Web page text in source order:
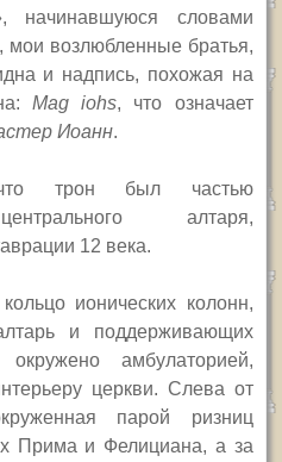
начинавшуюся словами
мои возлюбленные братья,
и надпись, похожая на
Mag iohs, что означает
Иоанн.
трон был частью
алтаря,
12 века.
ионических колонн,
и поддерживающих
амбулаторией,
церкви. Слева от
парой ризниц
Прима и Фелициана, а за